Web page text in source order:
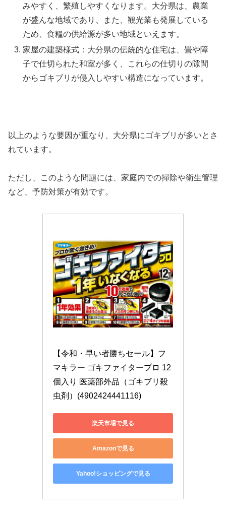
みやすく、繁殖しやすくなります。大分県は、農業
が盛んな地域であり、また、観光業も発展している
ため、食糧の供給源が多い地域といえます。
家屋の建築様式：大分県の伝統的な住宅は、畳や障
子で仕切られた和室が多く、これらの仕切りの隙間
からゴキブリが侵入しやすい構造になっています。
以上のような要因が重なり、大分県にゴキブリが多いとさ
れています。
ただし、このような問題には、家庭内での掃除や衛生管理
など、予防対策が有効です。
【令和・早い者勝ちセール】フ
マキラー ゴキファイタープロ 12
個入り 医薬部外品（ゴキブリ殺
虫剤）(4902424441116)
楽天市場で見る
Amazonで見る
Yahoo!ショッピングで見る